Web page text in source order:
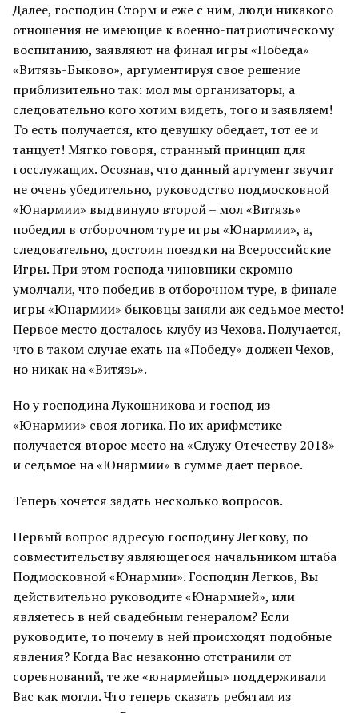
Далее, господин Сторм и еже с ним, люди никакого
отношения не имеющие к военно-патриотическому
воспитанию, заявляют на финал игры «Победа»
«Витязь-Быково», аргументируя свое решение
приблизительно так: мол мы организаторы, а
следовательно кого хотим видеть, того и заявляем!
То есть получается, кто девушку обедает, тот ее и
танцует! Мягко говоря, странный принцип для
госслужащих. Осознав, что данный аргумент звучит
не очень убедительно, руководство подмосковной
«Юнармии» выдвинуло второй – мол «Витязь»
победил в отборочном туре игры «Юнармии», а,
следовательно, достоин поездки на Всероссийские
Игры. При этом господа чиновники скромно
умолчали, что победив в отборочном туре, в финале
игры «Юнармии» быковцы заняли аж седьмое место!
Первое место досталось клубу из Чехова. Получается,
что в таком случае ехать на «Победу» должен Чехов,
но никак на «Витязь».
Но у господина Лукошникова и господ из
«Юнармии» своя логика. По их арифметике
получается второе место на «Служу Отечеству 2018»
и седьмое на «Юнармии» в сумме дает первое.
Теперь хочется задать несколько вопросов.
Первый вопрос адресую господину Легкову, по
совместительству являющегося начальником штаба
Подмосковной «Юнармии». Господин Легков, Вы
действительно руководите «Юнармией», или
являетесь в ней свадебным генералом? Если
руководите, то почему в ней происходят подобные
явления? Когда Вас незаконно отстранили от
соревнований, те же «юнармейцы» поддерживали
Вас как могли. Что теперь сказать ребятам из